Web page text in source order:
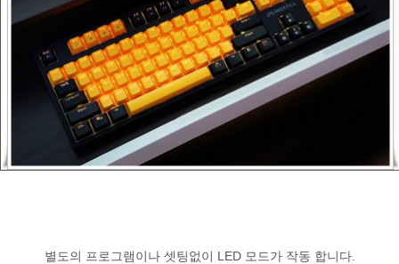
별도의 프로그램이나 셋팅없이 LED 모드가 작동 합니다.